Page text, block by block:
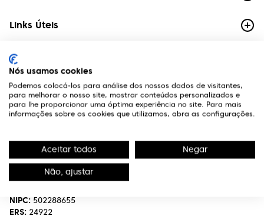
Links Úteis
Contactos
Edifício Premium
R. Miguel Serrano, nº 9 - 3º Miraflores,
1495-173 Algés
Chamada para a rede fixa nacional.
optivisao@optivisao.pt
NIPC: 502288655
ERS: 24922
Nós usamos cookies
Podemos colocá-los para análise dos nossos dados de visitantes,
para melhorar o nosso site, mostrar conteúdos personalizados e
para lhe proporcionar uma óptima experiência no site. Para mais
informações sobre os cookies que utilizamos, abra as configurações.
Aceitar todos Negar
Não, ajustar